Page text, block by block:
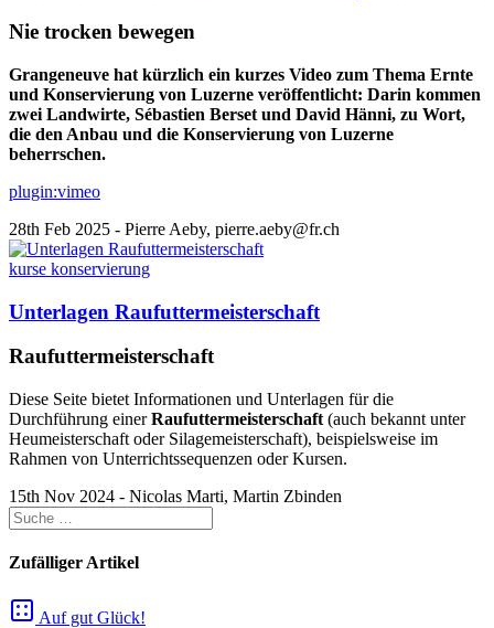
Nie trocken bewegen
Grangeneuve hat kürzlich ein kurzes Video zum Thema Ernte
und Konservierung von Luzerne veröffentlicht: Darin kommen
zwei Landwirte, Sébastien Berset und David Hänni, zu Wort,
die den Anbau und die Konservierung von Luzerne
beherrschen.
plugin:vimeo
28th Feb 2025 - Pierre Aeby, pierre.aeby@fr.ch
kurse konservierung
Unterlagen Raufuttermeisterschaft
Raufuttermeisterschaft
Diese Seite bietet Informationen und Unterlagen für die
Durchführung einerRaufuttermeisterschaft (auch bekannt unter
Heumeisterschaft oder Silagemeisterschaft), beispielsweise im
Rahmen von Unterrichtssequenzen oder Kursen.
15th Nov 2024 - Nicolas Marti, Martin Zbinden
Zufälliger Artikel
Auf gut Glück!